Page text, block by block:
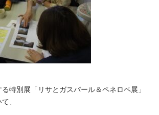
特別展「リサとガスパール＆ペネロペ展」
、